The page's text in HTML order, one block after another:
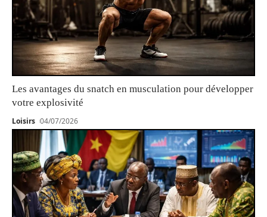
Les avantages du snatch en musculation pour développer
votre explosivité
Loisirs 04/07/2026